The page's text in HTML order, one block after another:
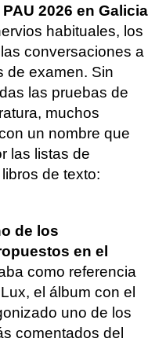
PAU 2026 en Galicia
habituales, los
conversaciones a
de examen. Sin
las pruebas de
muchos
un nombre que
las listas de
de texto:
de los
en el
como referencia
el álbum con el
uno de los
comentados del